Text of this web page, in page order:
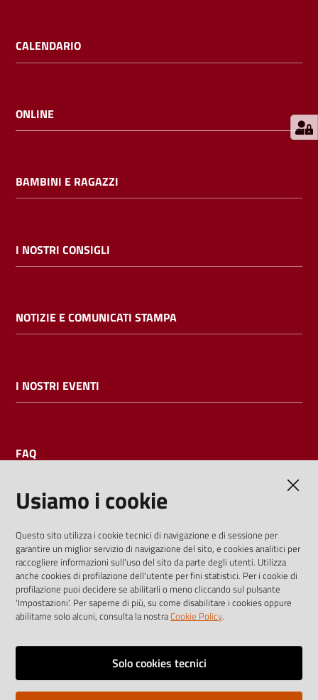
i
cataloghi
bibliotecario
CALENDARIO
ONLINE
BAMBINI E RAGAZZI
I NOSTRI CONSIGLI
NOTIZIE E COMUNICATI STAMPA
I NOSTRI EVENTI
FAQ
I dati personali pubblicati sono riutilizzabili solo alle condizioni
previste dalla direttiva comunitaria 2003/98/CE e dal d.lgs.
36/2006
Vai alla pagina
Note legali
Usiamo i cookie
Questo sito utilizza i cookie tecnici di navigazione e di sessione per
garantire un miglior servizio di navigazione del sito, e cookies analitici per
raccogliere informazioni sull'uso del sito da parte degli utenti. Utilizza
anche cookies di profilazione dell'utente per fini statistici. Per i cookie di
profilazione puoi decidere se abilitarli o meno cliccando sul pulsante
'Impostazioni'. Per saperne di più, su come disabilitare i cookies oppure
abilitarne solo alcuni, consulta la nostraCookie Policy.
Solo cookies tecnici